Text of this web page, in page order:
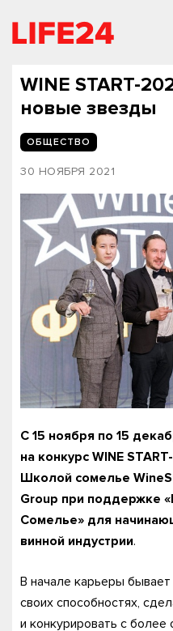
WINE START-
новые звезды
ОБЩЕСТВО
30 НОЯБРЯ 2021
С 15 ноября по 15
на конкурс WINE
Школой сомелье
Group при поддержке
Сомелье» для
винной индустрии.
В начале карьеры
своих способностях,
и конкурировать с